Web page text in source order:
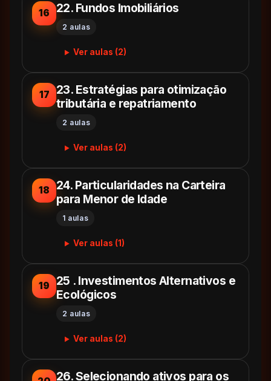
16 22. Fundos Imobiliários
2 aulas
Ver aulas (2)
17
23. Estratégias para otimização
tributária e repatriamento
2 aulas
Ver aulas (2)
18
24. Particularidades na Carteira
para Menor de Idade
1 aulas
Ver aulas (1)
19
25 . Investimentos Alternativos e
Ecológicos
2 aulas
Ver aulas (2)
26. Selecionando ativos para os